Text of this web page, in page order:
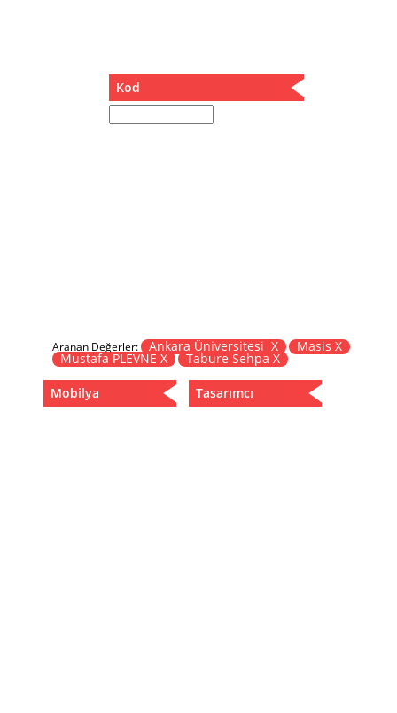
Separatör
Zigon
Kod
Aranan Değerler: Ankara Üniversitesi X Masis X
Mustafa PLEVNE X Tabure Sehpa X
Mobilya Tasarımcı